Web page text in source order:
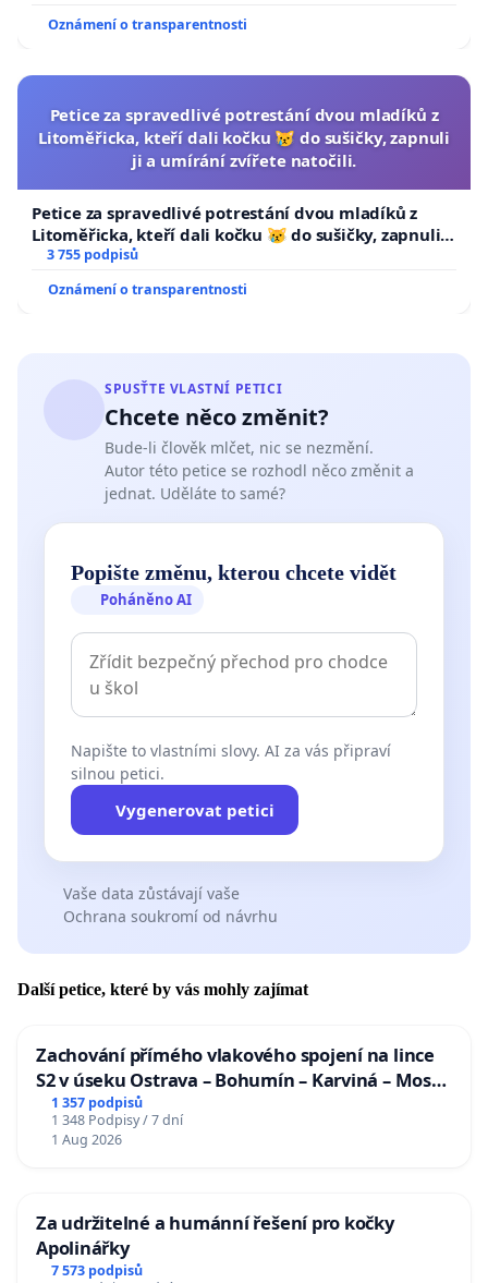
Oznámení o transparentnosti
Petice za spravedlivé potrestání dvou mladíků z
Litoměřicka, kteří dali kočku 😿 do sušičky, zapnuli
ji a umírání zvířete natočili.
Petice za spravedlivé potrestání dvou mladíků z
Litoměřicka, kteří dali kočku 😿 do sušičky, zapnuli ji
a umírání zvířete natočili.
3 755 podpisů
Oznámení o transparentnosti
SPUSŤTE VLASTNÍ PETICI
Chcete něco změnit?
Bude-li člověk mlčet, nic se nezmění.
Autor této petice se rozhodl něco změnit a
jednat. Uděláte to samé?
Popište změnu, kterou chcete vidět
Poháněno AI
Napište to vlastními slovy. AI za vás připraví
silnou petici.
Vygenerovat petici
Vaše data zůstávají vaše
Ochrana soukromí od návrhu
Další petice, které by vás mohly zajímat
Zachování přímého vlakového spojení na lince
S2 v úseku Ostrava – Bohumín – Karviná – Mosty
u Jablunkova
1 357 podpisů
1 348 Podpisy / 7 dní
1 Aug 2026
Za udržitelné a humánní řešení pro kočky
Apolinářky
7 573 podpisů